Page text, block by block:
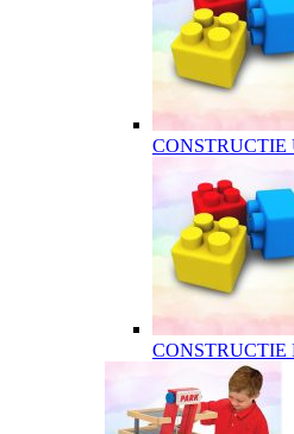
CONSTRUCTIE